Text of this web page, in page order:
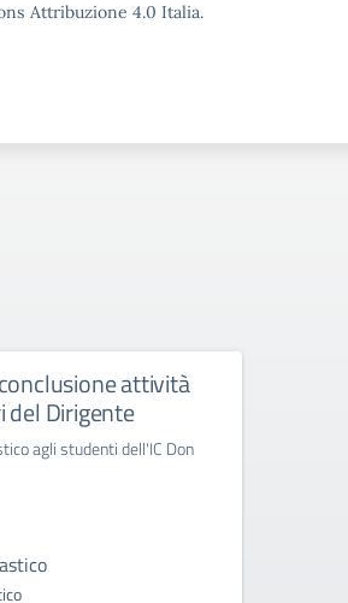
Attribuzione 4.0 Italia.
attività
Dirigente
agli studenti dell'IC Don